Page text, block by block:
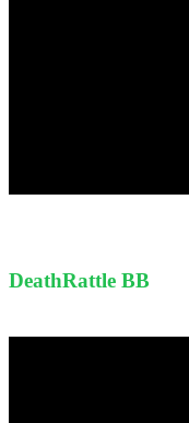
DeathRattle BB